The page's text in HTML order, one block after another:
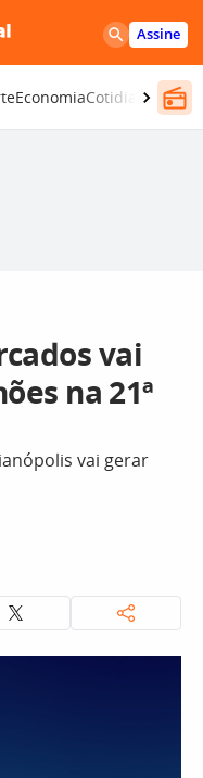
Assine
EconomiaCotidiano
vai
na 21ª
vai gerar